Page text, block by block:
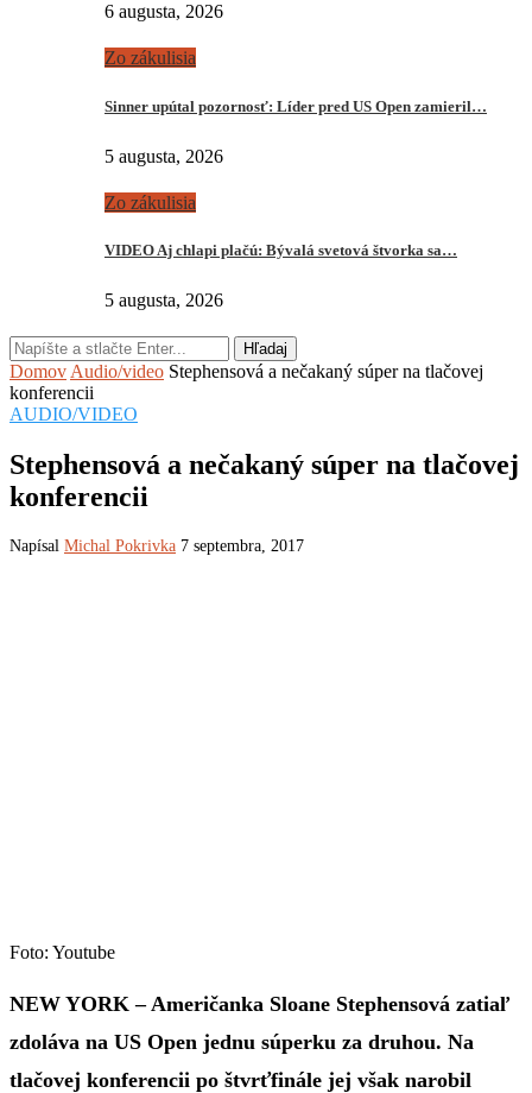
6 augusta, 2026
Zo zákulisia
Sinner upútal pozornosť: Líder pred US Open zamieril…
5 augusta, 2026
Zo zákulisia
VIDEO Aj chlapi plačú: Bývalá svetová štvorka sa…
5 augusta, 2026
Hľadaj
Domov Audio/video Stephensová a nečakaný súper na tlačovej
konferencii
AUDIO/VIDEO
Stephensová a nečakaný súper na tlačovej
konferencii
Napísal Michal Pokrivka 7 septembra, 2017
Foto: Youtube
NEW YORK – Američanka Sloane Stephensová zatiaľ
zdoláva na US Open jednu súperku za druhou. Na
tlačovej konferencii po štvrťfinále jej však narobil